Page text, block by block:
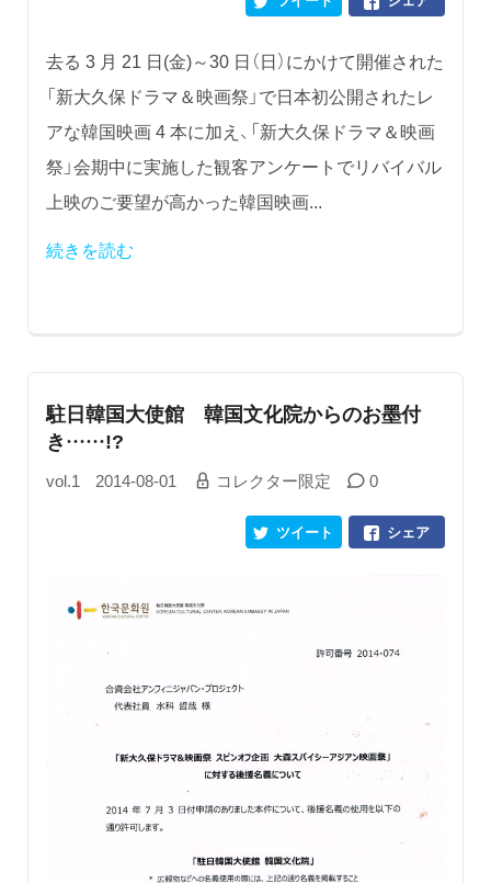
去る 3 月 21 日(金)～30 日（日）にかけて開催された
「新大久保ドラマ＆映画祭」で日本初公開されたレ
アな韓国映画 4 本に加え、「新大久保ドラマ＆映画
祭」会期中に実施した観客アンケートでリバイバル
上映のご要望が高かった韓国映画...
続きを読む
駐日韓国大使館 韓国文化院からのお墨付
き……!?
vol.1 2014-08-01 コレクター限定 0
シェア
ツイート